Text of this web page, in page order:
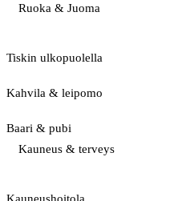
Ruoka & Juoma
Tiskin ulkopuolella
Kahvila & leipomo
Baari & pubi
Kauneus & terveys
Kauneushoitola